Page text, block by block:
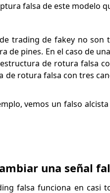
falsa de este modelo
trading de fakey no son
de pines. En el caso de
de rotura falsa
de rotura falsa con tres
vemos un falso
una señal
falsa funciona en casi